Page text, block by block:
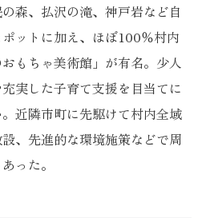
森、払沢の滝、神戸岩など自
ットに加え、ほぼ100％村内
もちゃ美術館」が有名。少人
実した子育て支援を目当てに
近隣市町に先駆けて村内全域
、先進的な環境施策などで周
った。